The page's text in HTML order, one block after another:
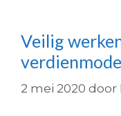
Veilig
2 mei 2020 door